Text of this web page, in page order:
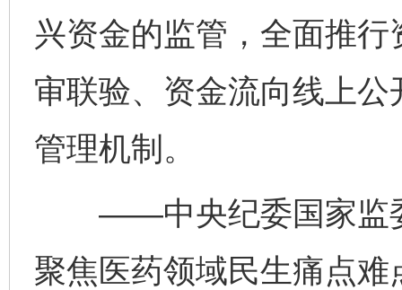
兴资金的监管，全面推
审联验、资金流向线上
管理机制。
——中央纪委国家监委
聚焦医药领域民生痛点难